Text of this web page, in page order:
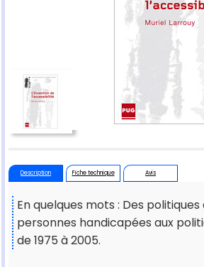
Description Fiche technique Avis
En quelques mots : Des
personnes handicapées aux
de 1975 à 2005.